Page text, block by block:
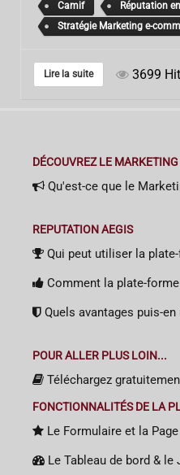
Camif
Réputation
Stratégie Marketing e-
Lire la suite 3699
DÉCOUVREZ LE
Qu'est-ce que le
REPUTATION AEGIS
Qui peut utiliser la
Comment la plate-
Quels avantages puis-en
POUR ALLER PLUS LOIN...
Téléchargez
FONCTIONNALITÉS DE LA
Le Formulaire et la
Le Tableau de bord &